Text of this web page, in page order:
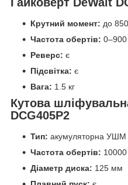
Крутний момент: до
Частота обертів:
Реверс: є
Підсвітка: є
Вага: 1.5 кг
Кутова
DCG405P2
Тип: акумуляторна УШМ
Частота обертів:
Діаметр диска: 125 мм